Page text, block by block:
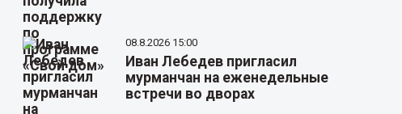
08.8.2026 15:00
Иван Лебедев пригласил
мурманчан на еженедельные
встречи во дворах